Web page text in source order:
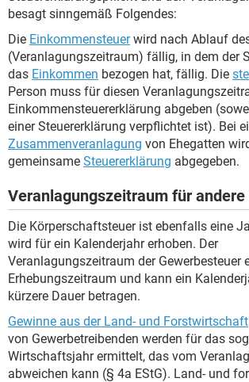
besagt sinngemäß Folgendes:
Die Einkommensteuerwird nach Ablauf
(Veranlagungszeitraum) fällig, in dem der
das Einkommen bezogen hat, fällig. Die
Person muss für diesen
Einkommensteuererklärung abgeben
einer Steuererklärung verpflichtet ist). Bei
Zusammenveranlagung von Ehegatten
gemeinsame Steuererklärung abgegeben.
Veranlagungszeitraum für andere
Die Körperschaftsteuer ist ebenfalls eine
wird für ein Kalenderjahr erhoben. Der
Veranlagungszeitraum der Gewerbesteuer
Erhebungszeitraum und kann ein
kürzere Dauer betragen.
Gewinne aus der Land- und Forstwirtschaft
von Gewerbetreibenden werden für das
Wirtschaftsjahr ermittelt, das vom
abweichen kann (§ 4a EStG). Land- und